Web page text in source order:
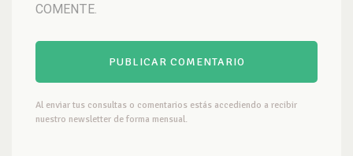
COMENTE.
Al enviar tus consultas o comentarios estás accediendo a recibir
nuestro newsletter de forma mensual.